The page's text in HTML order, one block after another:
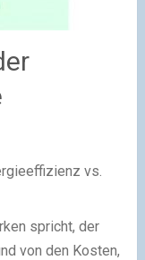
vs.
spricht, der
von den Kosten,